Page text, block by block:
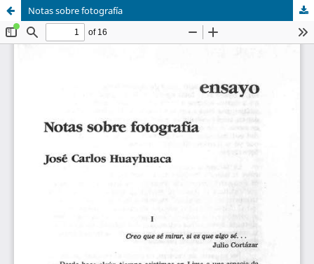
Notas sobre fotografía